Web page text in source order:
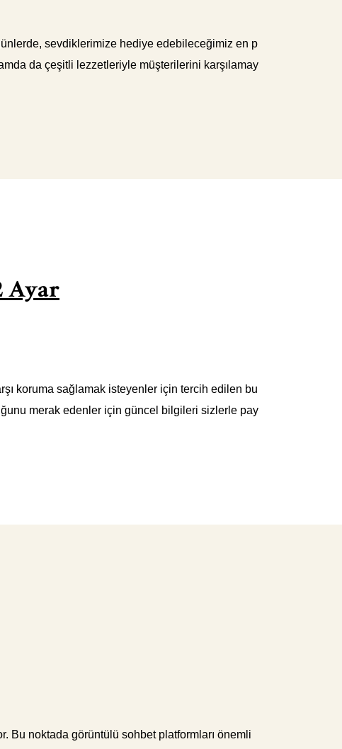
sevdiklerimize hediye edebileceğimiz en p
da çeşitli lezzetleriyle müşterilerini karşılamay
Ayar
koruma sağlamak isteyenler için tercih edilen bu
merak edenler için güncel bilgileri sizlerle pay
Bu noktada görüntülü sohbet platformları önemli